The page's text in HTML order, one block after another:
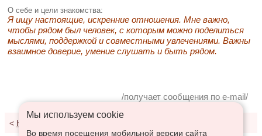
О себе и цели знакомства:
Я ищу настоящие, искренние отношения. Мне важно,
чтобы рядом был человек, с которым можно поделиться
мыслями, поддержкой и совместными увлечениями. Важны
взаимное доверие, умение слушать и быть рядом.
/получает сообщения по e-mail/
< К результатам поиска
Мы используем сookie
Во время посещения мобильной версии сайта